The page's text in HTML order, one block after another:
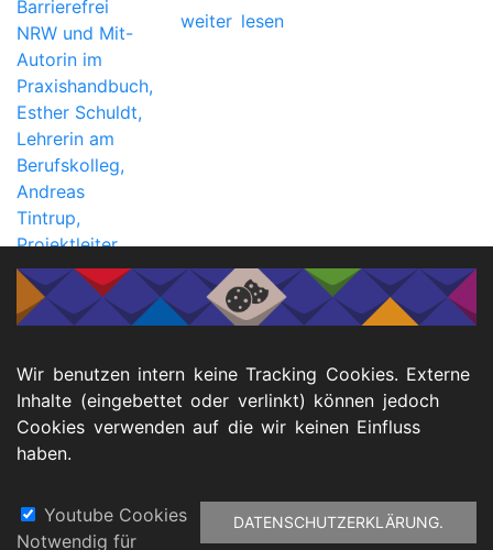
weiter lesen
Seitennummerierung
1 Seite
2 ▶️ ⏭️
Wir benutzen intern keine Tracking Cookies. Externe
Inhalte (eingebettet oder verlinkt) können jedoch
Cookies verwenden auf die wir keinen Einfluss
haben.
DATENSCHUTZERKLÄRUNG.
Youtube Cookies
Notwendig für